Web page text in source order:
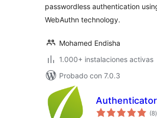
passwordless authentication
WebAuthn technology.
Mohamed Endisha
1.000+ instalaciones activas
Probado con 7.0.3
Authenticator
(8)